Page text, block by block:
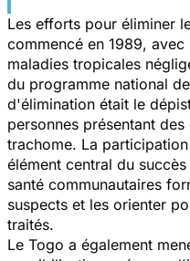
Les efforts pour éliminer
commencé en 1989,
maladies tropicales
du programme national
d'élimination était le
personnes présentant
trachome. La
élément central du
santé communautaires
suspects et les orienter
traités.
Le Togo a également